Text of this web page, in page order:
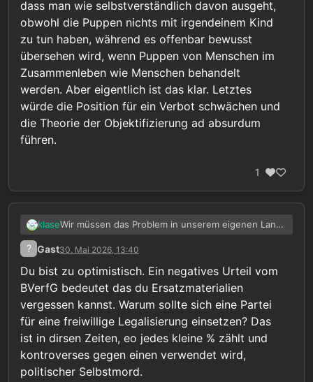
vielleicht, dass es bei Kindersexpuppen erst gar
keine Debatte gab, weil niemand die
Gegenposition öffentlich einnehmen konnte.
dass man wie selbstverständlich davon ausgeht,
obwohl die Puppen nichts mit irgendeinem Kind
zu tun haben, während es offenbar bewusst
übersehen wird, wenn Puppen von Menschen im
Zusammenleben wie Menschen behandelt
werden. Aber eigentlich ist das klar. Letztes
würde die Position für ein Verbot schwächen und
die Theorie der Objektifizierung ad absurdum
führen.
1
klaseWir müssen das Problem in unserem eigenen Land
lösen. Im Ausland wird es nicht einfacher, und auch
dort können die Gesetze ungerecht verschärft
? Gast30. Mai 2026, 13:40
Du bist zu optimistisch. Ein negatives Urteil vom
BVerfG bedeutet das du Ersatzmaterialien
vergessen kannst. Warum sollte sich eine Partei
für eine freiwillige Legalisierung einsetzen? Das
ist in dirsen Zeiten, eo jedes kleine % zählt und
kontroverses gegen einen verwendet wird,
politischer Selbstmord.